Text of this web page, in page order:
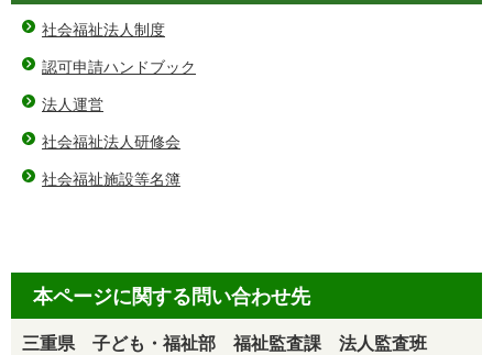
社会福祉法人制度
認可申請ハンドブック
法人運営
社会福祉法人研修会
社会福祉施設等名簿
本ページに関する問い合わせ先
三重県 子ども・福祉部 福祉監査課 法人監査班